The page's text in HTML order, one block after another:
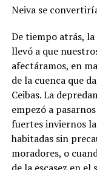
Neiva se
De tiempo atrás,
llevó a que
afectáramos, en
de la cuenca que
Ceibas. La
empezó a
fuertes inviernos
habitadas sin
moradores, o